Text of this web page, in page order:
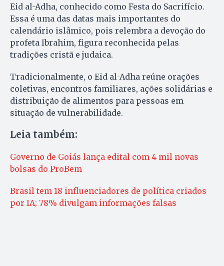
Eid al-Adha, conhecido como Festa do Sacrifício.
Essa é uma das datas mais importantes do
calendário islâmico, pois relembra a devoção do
profeta Ibrahim, figura reconhecida pelas
tradições cristã e judaica.
Tradicionalmente, o Eid al-Adha reúne orações
coletivas, encontros familiares, ações solidárias e
distribuição de alimentos para pessoas em
situação de vulnerabilidade.
Leia também:
Governo de Goiás lança edital com 4 mil novas
bolsas do ProBem
Brasil tem 18 influenciadores de política criados
por IA; 78% divulgam informações falsas